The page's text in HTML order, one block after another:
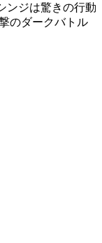
ンジは驚きの行動
のダークバトル